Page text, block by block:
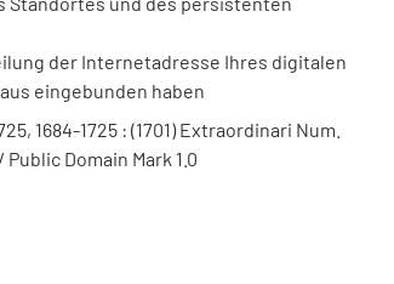
der Internetadresse Ihres digitalen
eingebunden haben
1684-1725 : (1701) Extraordinari Num.
Domain Mark 1.0